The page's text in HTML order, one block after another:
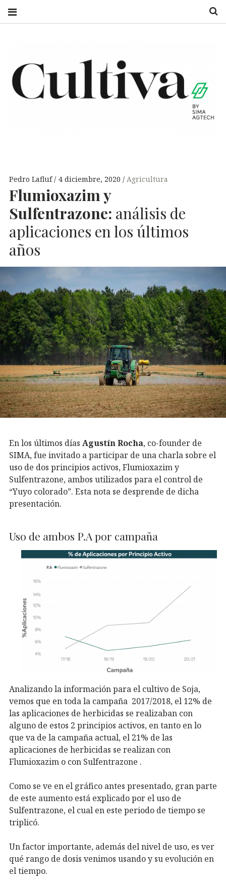
Pedro Lafluf 4 diciembre, 2020 Agricultura
Flumioxazim y
Sulfentrazone: análisis de
aplicaciones en los últimos
años
En los últimos días Agustín Rocha, co-founder de
SIMA, fue invitado a participar de una charla sobre el
uso de dos principios activos, Flumioxazim y
Sulfentrazone, ambos utilizados para el control de
“Yuyo colorado”. Esta nota se desprende de dicha
presentación.
Uso de ambos P.A por campaña
Analizando la información para el cultivo de Soja,
vemos que en toda la campaña 2017/2018, el 12% de
las aplicaciones de herbicidas se realizaban con
alguno de estos 2 principios activos, en tanto en lo
que va de la campaña actual, el 21% de las
aplicaciones de herbicidas se realizan con
Flumioxazim o con Sulfentrazone .
Como se ve en el gráfico antes presentado, gran parte
de este aumento está explicado por el uso de
Sulfentrazone, el cual en este periodo de tiempo se
triplicó.
Un factor importante, además del nivel de uso, es ver
qué rango de dosis venimos usando y su evolución en
el tiempo.